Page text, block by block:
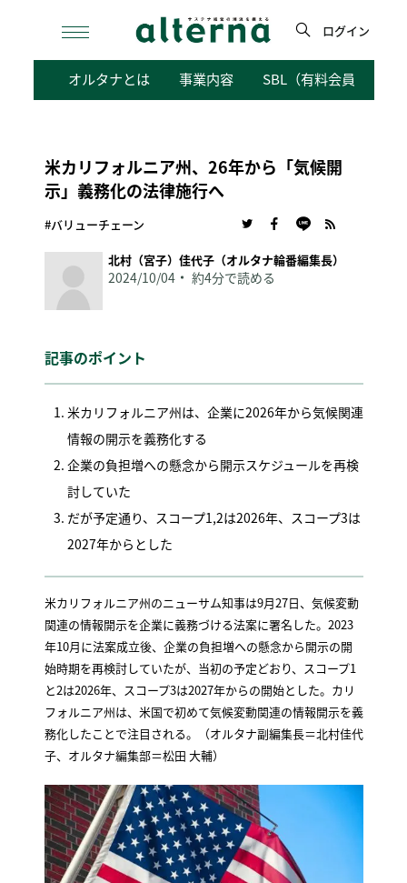
検
ログイン
オルタナとは 事業内容 SBL（有料会員向けサ
米カリフォルニア州、26年から「気候開
示」義務化の法律施行へ
#バリューチェーン
北村（宮子）佳代子（オルタナ輪番編集長）
2024/10/04 約4分で読める
記事のポイント
米カリフォルニア州は、企業に2026年から気候関連
情報の開示を義務化する
企業の負担増への懸念から開示スケジュールを再検
討していた
だが予定通り、スコープ1,2は2026年、スコープ3は
2027年からとした
米カリフォルニア州のニューサム知事は9月27日、気候変動
関連の情報開示を企業に義務づける法案に署名した。2023
年10月に法案成立後、企業の負担増への懸念から開示の開
始時期を再検討していたが、当初の予定どおり、スコープ1
と2は2026年、スコープ3は2027年からの開始とした。カリ
フォルニア州は、米国で初めて気候変動関連の情報開示を義
務化したことで注目される。（オルタナ副編集長＝北村佳代
子、オルタナ編集部＝松田 大輔）